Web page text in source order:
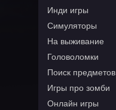
Инди игры
Симуляторы
На выживание
Головоломки
Поиск предметов
Игры про зомби
Онлайн игры